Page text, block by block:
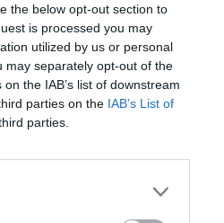
the below opt-out section to
is processed you may
utilized by us or personal
may separately opt-out of the
the IAB’s list of downstream
parties on the IAB’s List of
parties.
volés,
dans
ou
février 2026
janvier 2026
novembre 2025